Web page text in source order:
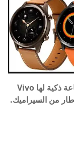
تم أول ساعة ذكية لها Vivo